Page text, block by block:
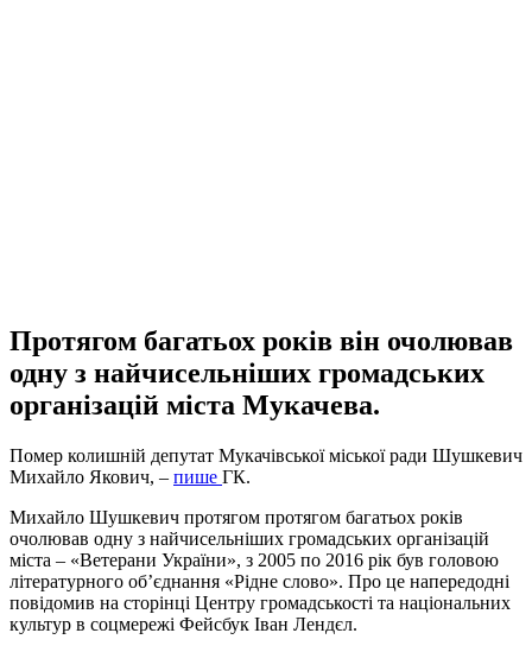
Протягом багатьох років він очолював
одну з найчисельніших громадських
організацій міста Мукачева.
Помер колишній депутат Мукачівської міської ради Шушкевич
Михайло Якович, – пише ГК.
Михайло Шушкевич протягом протягом багатьох років
очолював одну з найчисельніших громадських організацій
міста – «Ветерани України», з 2005 по 2016 рік був головою
літературного об’єднання «Рідне слово». Про це напередодні
повідомив на сторінці Центру громадськості та національних
культур в соцмережі Фейсбук Іван Лендєл.